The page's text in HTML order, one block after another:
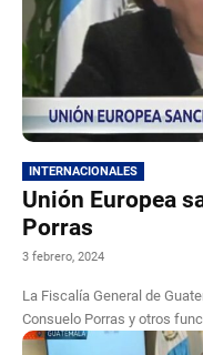
INTERNACIONALES
Unión Europea
Porras
3 febrero, 2024
La Fiscalía General de
Consuelo Porras y otros